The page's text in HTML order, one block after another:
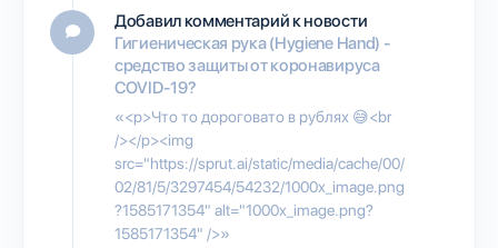
Добавил комментарий к новости
Гигиеническая рука (Hygiene Hand) -
средство защиты от коронавируса
COVID-19?
«<p>Что то дороговато в рублях 😅<br
/></p><img
src="https://sprut.ai/static/media/cache/00/
02/81/5/3297454/54232/1000x_image.png
?1585171354" alt="1000x_image.png?
1585171354" />»